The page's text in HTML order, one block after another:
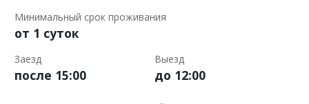
Минимальный срок проживания
от 1 суток
Заезд
после 15:00
Выезд
до 12:00